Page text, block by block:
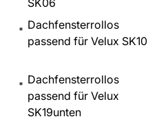
Dachfensterrollos
passend für Velux SK10
Dachfensterrollos
passend für Velux
SK19unten